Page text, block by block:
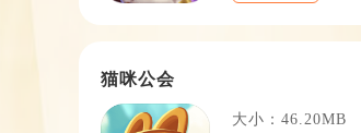
猫咪公会
大小：46.20MB